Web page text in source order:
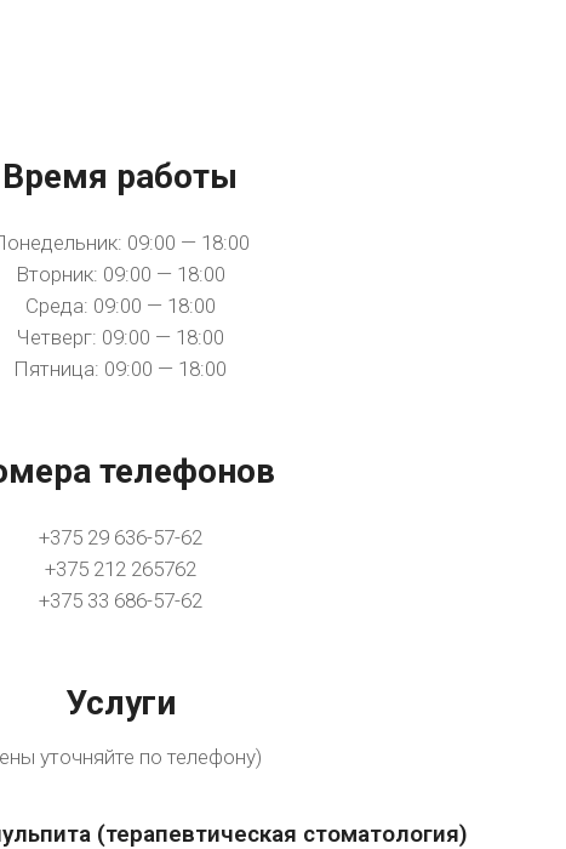
Время работы
09:00 — 18:00
Вторник: 09:00 — 18:00
Среда: 09:00 — 18:00
Четверг: 09:00 — 18:00
Пятница: 09:00 — 18:00
телефонов
+375 29 636-57-62
+375 212 265762
+375 33 686-57-62
Услуги
уточняйте по телефону)
(терапевтическая стоматология)